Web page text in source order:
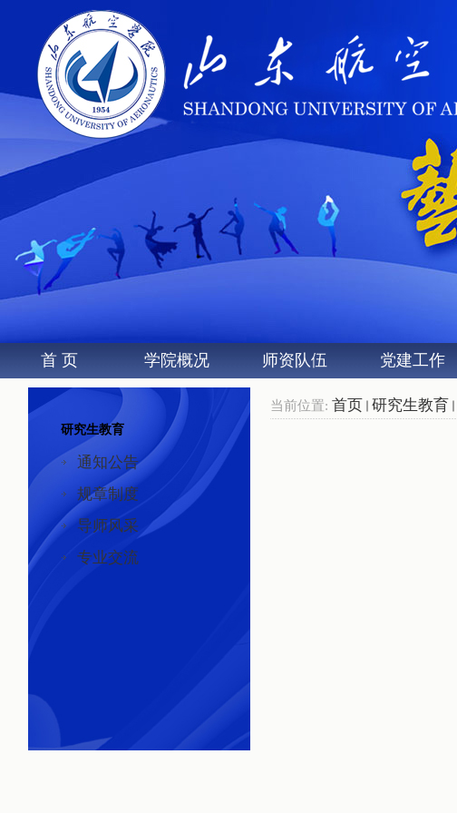
首 页 学院概况 师资队伍 党建工作
研究生教育
通知公告
规章制度
导师风采
专业交流
当前位置: 首页 研究生教育